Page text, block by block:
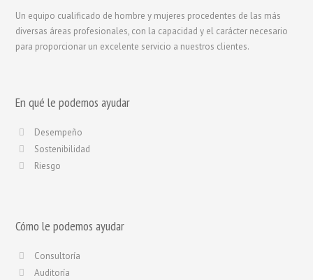
Un equipo cualificado de hombre y mujeres procedentes de las más
diversas áreas profesionales, con la capacidad y el carácter necesario
para proporcionar un excelente servicio a nuestros clientes.
En qué le podemos ayudar
Desempeño
Sostenibilidad
Riesgo
Cómo le podemos ayudar
Consultoría
Auditoría